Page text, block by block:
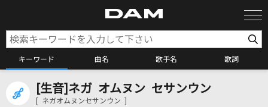
キーワード 曲名 歌手名 歌詞
カラオケ検索
[生音]ネガ オムヌン セサンウン
[ ネガオムヌンセサンウン ]